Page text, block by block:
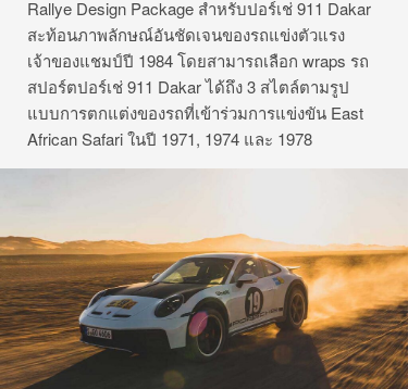
Rallye Design Package สำหรับปอร์เช่ 911 Dakar
สะท้อนภาพลักษณ์อันชัดเจนของรถแข่งตัวแรง
เจ้าของแชมป์ปี 1984 โดยสามารถเลือก wraps รถ
สปอร์ตปอร์เช่ 911 Dakar ได้ถึง 3 สไตล์ตามรูป
แบบการตกแต่งของรถที่เข้าร่วมการแข่งขัน East
African Safari ในปี 1971, 1974 และ 1978